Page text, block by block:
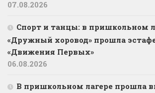
07.08.2026
Спорт и танцы: в пришкольном
«Дружный хоровод» прошла
«Движения Первых»
06.08.2026
В пришкольном лагере прошла